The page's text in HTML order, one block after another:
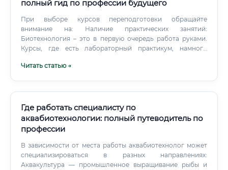
полный гид по профессии будущего
При выборе курсов переподготовки обращайте
внимание на: Наличие практических занятий:
Биотехнология – это в первую очередь работа руками.
Курсы, где есть лабораторный практикум, намного
Читать статью →
Где работать специалисту по
аквабиотехнологии: полный путеводитель по
профессии
В зависимости от места работы аквабиотехнолог может
специализироваться в разных направлениях:
Аквакультура — промышленное выращивание рыбы и